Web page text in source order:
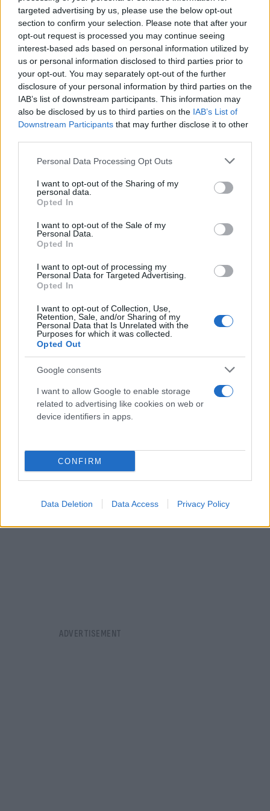
targeted advertising by us, please use the below opt-out
section to confirm your selection. Please note that after your
opt-out request is processed you may continue seeing
interest-based ads based on personal information utilized by
us or personal information disclosed to third parties prior to
your opt-out. You may separately opt-out of the further
disclosure of your personal information by third parties on the
IAB’s list of downstream participants. This information may
also be disclosed by us to third parties on the IAB’s List of
Downstream Participants that may further disclose it to other
Please note that this website/app uses one or more Google
not limited to your visit or usage behaviour. You may click to
grant or deny consent to Google and its third-party tags to
use your data for below specified purposes in below Google
consent section.
Personal Data Processing Opt Outs
I want to opt-out of the Sharing of my
personal data.
Opted In
I want to opt-out of the Sale of my
Personal Data.
Opted In
I want to opt-out of processing my
Personal Data for Targeted Advertising.
Opted In
I want to opt-out of Collection, Use,
Retention, Sale, and/or Sharing of my
Personal Data that Is Unrelated with the
Purposes for which it was collected.
Opted Out
Google consents
I want to allow Google to enable storage
related to advertising like cookies on web or
device identifiers in apps.
CONFIRM
Data Deletion Data Access Privacy Policy
Πολάκη προκάλεσε την έκρηξη των στελεχών της
Ομπρέλας, που τον κατηγόρησαν ότι κάθε φορά
που έβγαιναν στα κανάλια απολογούνταν για τις
δηλώσεις του. Μάλιστα, στην αίθουσα ακούστηκε
ότι «εξαιτίας του, ο ΣΥΡΙΖΑ έχασε πέντε μονάδες
και τώρα έρχεται εδώ και παριστάνει τον τιμητή».
Για λίγα λεπτά επικράτησε πανδαιμόνιο. Από την
πλευρά του, ο Πάνος Σκουρλέτης χρησιμοποίησε
του Μητσοτάκη».
Πυρά Παππά κατά της μειοψηφίας
«Πρέπει να συνειδητοποιήσουμε ότι έγινε εκλογή
ηγεσίας και να μην συμπεριφερόμαστε σαν να μην
έγινε» ανέφερε ο Νίκος Παππάς, σημειώνοντας
μεταξύ άλλων ότι υπήρξαν φωνές κριτικής που
ήταν «βιαστικές και άδικες». Με αιχμηρό τρόπο,
ανέφερε ότι αν υπάρχει θέμα ανάκλησης της
ρύθμισης εκλογής Προέδρου από τη βάση να τεθεί,
ενώ αναφορικά με τη φυσιογνωμία του κόμματος
υποστήριξε ότι η διακήρυξη είναι σαφής ως προς
τον προσδιορισμό της. Για το συνέδριο,
υπογράμμισε ότι ο οδικός χάρτης είναι η
υλοποίηση της εντολής μετασχηματισμού και